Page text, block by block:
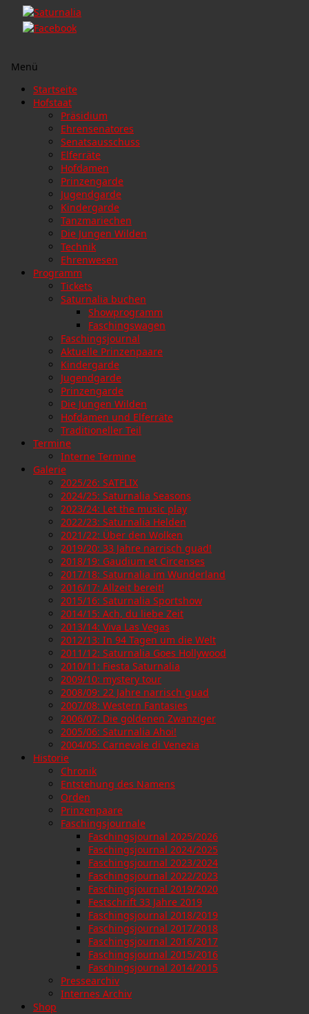
Menü
Zum
Inhalt
Startseite
Hofstaat
Präsidium
Ehrensenatores
Senatsausschuss
Elferräte
Hofdamen
Prinzengarde
Jugendgarde
Kindergarde
Tanzmariechen
Die Jungen Wilden
Technik
Ehrenwesen
Programm
Tickets
Saturnalia buchen
Showprogramm
Faschingswagen
Faschingsjournal
Aktuelle Prinzenpaare
Kindergarde
Jugendgarde
Prinzengarde
Die Jungen Wilden
Hofdamen und Elferräte
Traditioneller Teil
Termine
Interne Termine
Galerie
2025/26: SATFLIX
2024/25: Saturnalia Seasons
2023/24: Let the music play
2022/23: Saturnalia Helden
2021/22: Über den Wolken
2019/20: 33 Jahre narrisch guad!
2018/19: Gaudium et Circenses
2017/18: Saturnalia im Wunderland
2016/17: Allzeit bereit!
2015/16: Saturnalia Sportshow
2014/15: Ach, du liebe Zeit
2013/14: Viva Las Vegas
2012/13: In 94 Tagen um die Welt
2011/12: Saturnalia Goes Hollywood
2010/11: Fiesta Saturnalia
2009/10: mystery tour
2008/09: 22 Jahre narrisch guad
2007/08: Western Fantasies
2006/07: Die goldenen Zwanziger
2005/06: Saturnalia Ahoi!
2004/05: Carnevale di Venezia
Historie
Chronik
Entstehung des Namens
Orden
Prinzenpaare
Faschingsjournale
Faschingsjournal 2025/2026
Faschingsjournal 2024/2025
Faschingsjournal 2023/2024
Faschingsjournal 2022/2023
Faschingsjournal 2019/2020
Festschrift 33 Jahre 2019
Faschingsjournal 2018/2019
Faschingsjournal 2017/2018
Faschingsjournal 2016/2017
Faschingsjournal 2015/2016
Faschingsjournal 2014/2015
Pressearchiv
Internes Archiv
Shop